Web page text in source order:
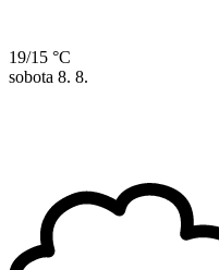
19/15 °C
sobota 8. 8.